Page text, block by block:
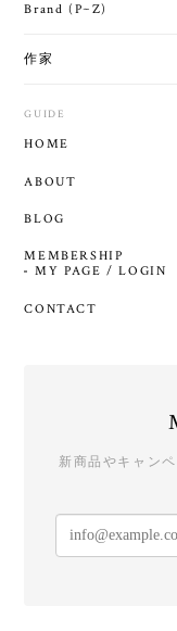
Brand (P~Z)
作家
GUIDE
HOME
ABOUT
BLOG
MEMBERSHIP
MY PAGE / LOGIN
CONTACT
新商品やキャン